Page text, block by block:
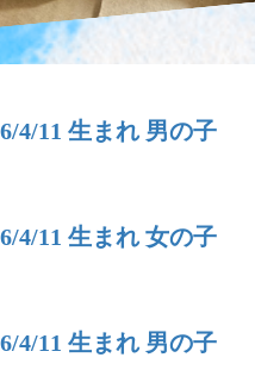
4/11 生まれ 男の子
4/11 生まれ 女の子
4/11 生まれ 男の子